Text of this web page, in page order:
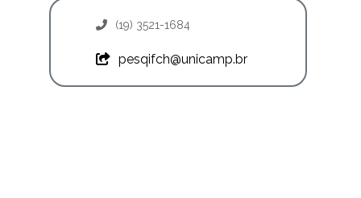
(19) 3521-1684
pesqifch@unicamp.br